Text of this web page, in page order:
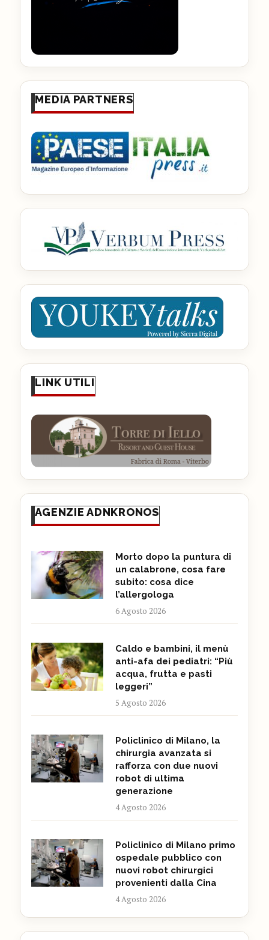
MEDIA PARTNERS
LINK UTILI
AGENZIE ADNKRONOS
Morto dopo la puntura di
un calabrone, cosa fare
subito: cosa dice
l’allergologa
6 Agosto 2026
Caldo e bambini, il menù
anti-afa dei pediatri: “Più
acqua, frutta e pasti
leggeri”
5 Agosto 2026
Policlinico di Milano, la
chirurgia avanzata si
rafforza con due nuovi
robot di ultima
generazione
4 Agosto 2026
Policlinico di Milano primo
ospedale pubblico con
nuovi robot chirurgici
provenienti dalla Cina
4 Agosto 2026